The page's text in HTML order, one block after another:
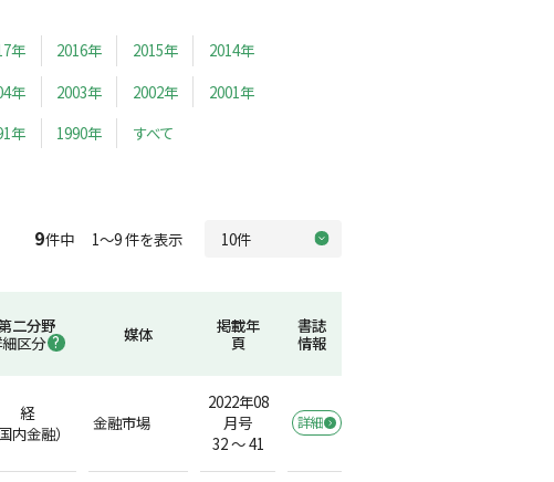
年 2016年 2015年
2014年
年 2003年 2002年
2001年
年 1990年 すべて
9件中 1～9 件を表示
二分野
区分
媒体
掲載年
頁
書誌
情報
経
国内金融）
金融市場
2022年08
月号
32 ～ 41
詳細